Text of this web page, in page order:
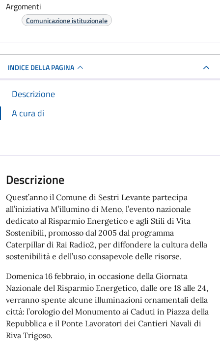
Argomenti
Comunicazione istituzionale
INDICE DELLA PAGINA
Descrizione
A cura di
Descrizione
Quest’anno il Comune di Sestri Levante partecipa
all’iniziativa M’illumino di Meno, l’evento nazionale
dedicato al Risparmio Energetico e agli Stili di Vita
Sostenibili, promosso dal 2005 dal programma
Caterpillar di Rai Radio2, per diffondere la cultura della
sostenibilità e dell’uso consapevole delle risorse.
Domenica 16 febbraio, in occasione della Giornata
Nazionale del Risparmio Energetico, dalle ore 18 alle 24,
verranno spente alcune illuminazioni ornamentali della
città: l’orologio del Monumento ai Caduti in Piazza della
Repubblica e il Ponte Lavoratori dei Cantieri Navali di
Riva Trigoso.